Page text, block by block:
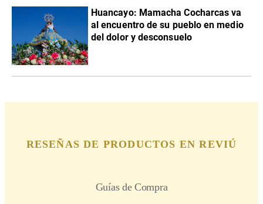
Huancayo: Mamacha Cocharcas va
al encuentro de su pueblo en medio
del dolor y desconsuelo